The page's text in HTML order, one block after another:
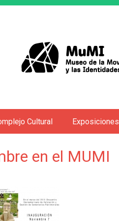
en el MUMI
Cultural Exposiciones